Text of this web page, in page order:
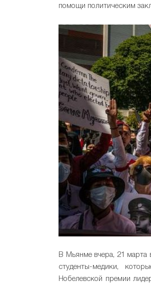
помощи политическим
В Мьянме вчера, 21 марта
студенты-медики,
Нобелевской премии